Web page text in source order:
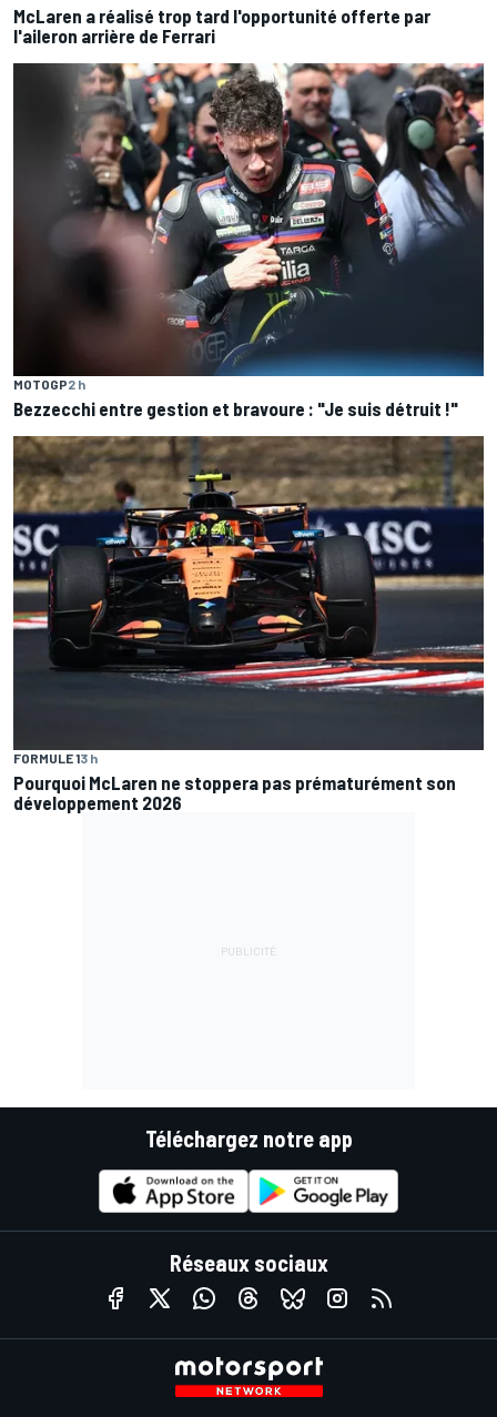
McLaren a réalisé trop tard l'opportunité offerte par
l'aileron arrière de Ferrari
MOTOGP2 h
Bezzecchi entre gestion et bravoure : "Je suis détruit !"
FORMULE 13 h
Pourquoi McLaren ne stoppera pas prématurément son
développement 2026
Téléchargez notre app
Réseaux sociaux